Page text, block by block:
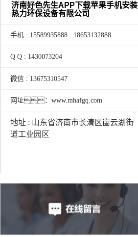
济南好色先生APP下载苹果手机安装
热力环保设备有限公司
手机 : 15589935888 18653132888
Q Q : 1430073204
微信 : 13675310547
网址：www.mhafgq.com
地址 : 山东省济南市长清区崮云湖街
道工业园区